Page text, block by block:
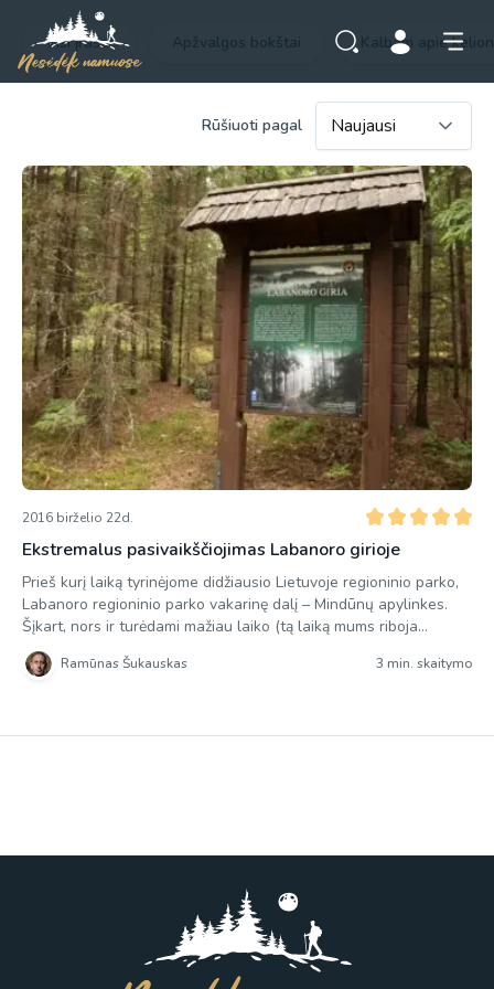
Visi įrašai Kalbam apie
Rūšiuoti pagal
2016 birželio 22d.
Ekstremalus pasivaikščiojimas Labanoro girioje
Prieš kurį laiką tyrinėjome didžiausio Lietuvoje regioninio parko,
Labanoro regioninio parko vakarinę dalį – Mindūnų apylinkes.
Šįkart, nors ir turėdami mažiau laiko (tą laiką mums riboja
artėjantis škvalas), važiuojame į pačią Labanoro girios glūdumą.
Ten, prie pagrindinio girią kertančio kelio Molėtai – Ignalina
Ramūnas Šukauskas 3 min. skaitymo